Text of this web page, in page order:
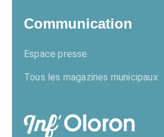
Communication
Espace presse
Tous les magazines municipaux